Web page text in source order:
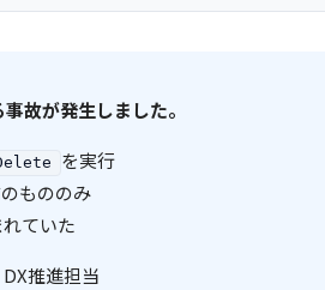
故が発生しました。
を実行
もののみ
ていた
推進担当